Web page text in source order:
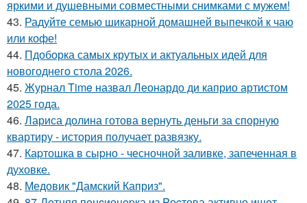
яркими и душевными совместными снимками с мужем!
43. Радуйте семью шикарной домашней выпечкой к чаю
или кофе!
44. Пдоборка самых крутых и актуальных идей для
новогоднего стола 2026.
45. Журнал Time назвал Леонардо ди каприо артистом
2025 года.
46. Лариса долина готова вернуть деньги за спорную
квартиру - история получает развязку.
47. Каpтошка в сыpно - чесночной заливке, запеченная в
духовке.
48. Медовик "Дамский Каприз".